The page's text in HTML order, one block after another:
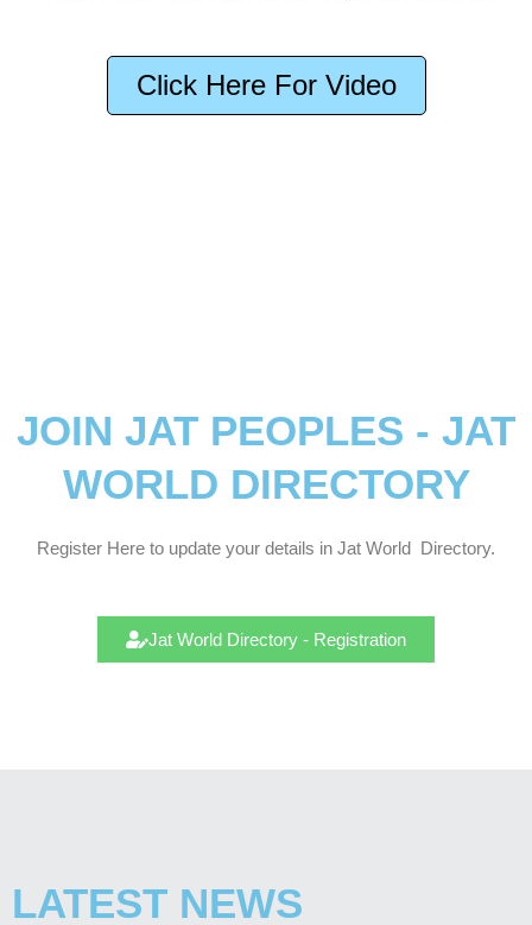
Click Here For Video
JOIN JAT PEOPLES - JAT
WORLD DIRECTORY
Register Here to update your details in Jat World Directory.
Jat World Directory - Registration
LATEST NEWS